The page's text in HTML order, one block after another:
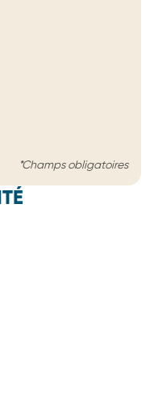
*Champs obligatoires